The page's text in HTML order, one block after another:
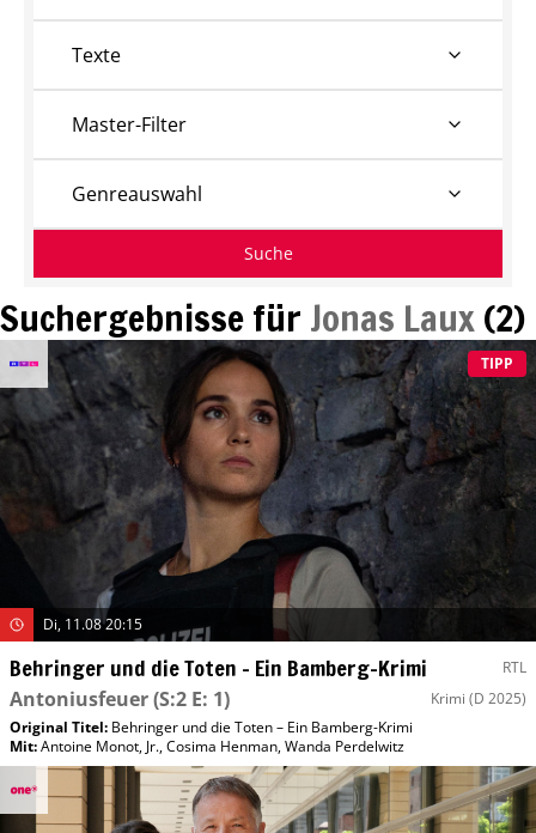
Suchergebnisse für Jonas Laux(2)
TIPP
Di, 11.08 20:15
Behringer und die Toten – Ein Bamberg-Krimi RTL
Antoniusfeuer(S:2 E: 1) Krimi (D 2025)
Original Titel: Behringer und die Toten – Ein Bamberg-Krimi
Mit:Antoine Monot, Jr.,Cosima Henman,Wanda Perdelwitz
Texte
Master-Filter
Genreauswahl
Suche